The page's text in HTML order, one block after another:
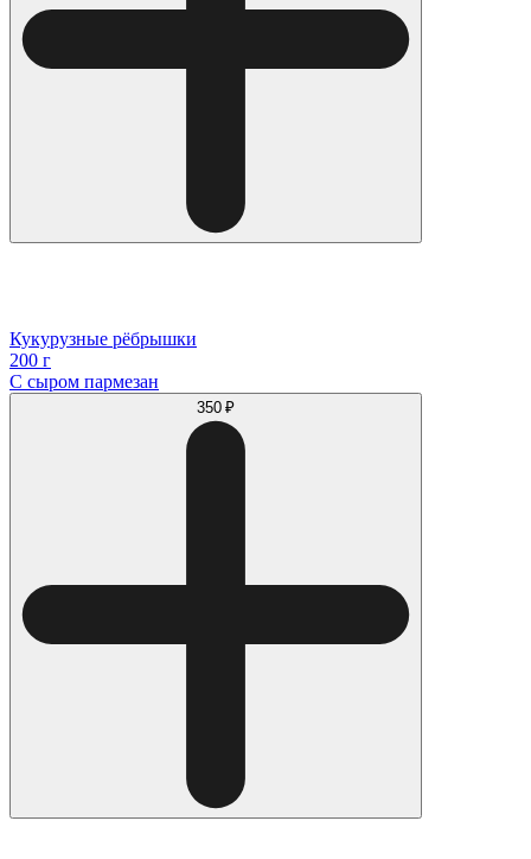
Кукурузные рёбрышки
200 г
С сыром пармезан
350 ₽